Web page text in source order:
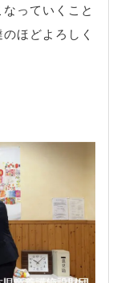
っていくこと
ほどよろしく